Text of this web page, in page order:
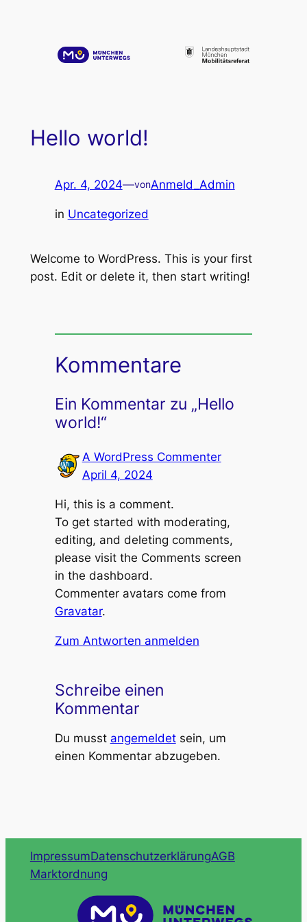
Hello world!
Apr. 4, 2024—vonAnmeld_Admin
in Uncategorized
Welcome to WordPress. This is your first
post. Edit or delete it, then start writing!
Kommentare
Ein Kommentar zu „Hello
world!“
A WordPress Commenter
April 4, 2024
Hi, this is a comment.
To get started with moderating,
editing, and deleting comments,
please visit the Comments screen
in the dashboard.
Commenter avatars come from
Gravatar.
Zum Antworten anmelden
Schreibe einen
Kommentar
Du musst angemeldetsein, um
einen Kommentar abzugeben.
ImpressumDatenschutzerklärungAGB
Marktordnung